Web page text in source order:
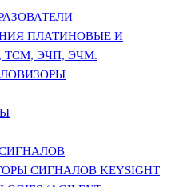
ПЛАТИНОВЫЕ И
ТСМ, ЭЧП, ЭЧМ.
СИГНАЛОВ KEYSIGHT